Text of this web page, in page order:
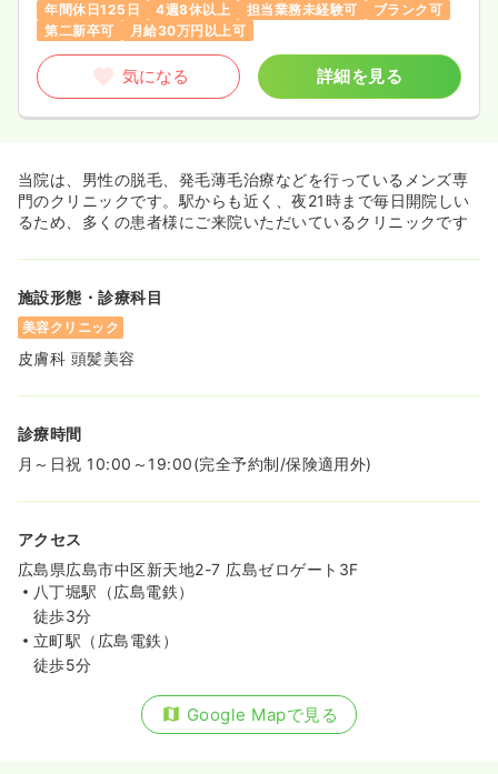
年間休日125日
4週8休以上 担当業務未経験可
ブランク可
第二新卒可
月給30万円以上可
気になる 詳細を見る
当院は、男性の脱毛、発毛薄毛治療などを行っているメンズ専
門のクリニックです。駅からも近く、夜21時まで毎日開院しい
るため、多くの患者様にご来院いただいているクリニックです
施設形態・診療科目
美容クリニック
皮膚科 頭髪美容
診療時間
月～日祝 10:00～19:00(完全予約制/保険適用外)
アクセス
広島県広島市中区新天地2-7 広島ゼロゲート3F
八丁堀駅（広島電鉄）
徒歩3分
立町駅（広島電鉄）
徒歩5分
Google Mapで見る